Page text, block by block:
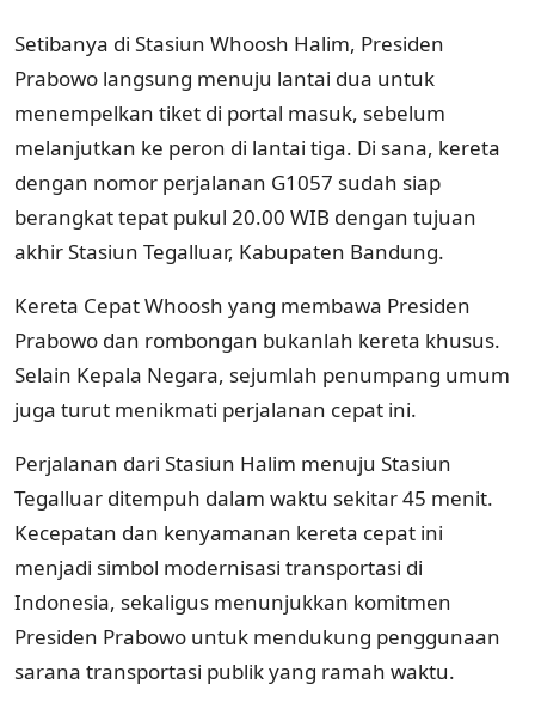
Setibanya di Stasiun Whoosh Halim, Presiden
Prabowo langsung menuju lantai dua untuk
menempelkan tiket di portal masuk, sebelum
melanjutkan ke peron di lantai tiga. Di sana, kereta
dengan nomor perjalanan G1057 sudah siap
berangkat tepat pukul 20.00 WIB dengan tujuan
akhir Stasiun Tegalluar, Kabupaten Bandung.
Kereta Cepat Whoosh yang membawa Presiden
Prabowo dan rombongan bukanlah kereta khusus.
Selain Kepala Negara, sejumlah penumpang umum
juga turut menikmati perjalanan cepat ini.
Perjalanan dari Stasiun Halim menuju Stasiun
Tegalluar ditempuh dalam waktu sekitar 45 menit.
Kecepatan dan kenyamanan kereta cepat ini
menjadi simbol modernisasi transportasi di
Indonesia, sekaligus menunjukkan komitmen
Presiden Prabowo untuk mendukung penggunaan
sarana transportasi publik yang ramah waktu.